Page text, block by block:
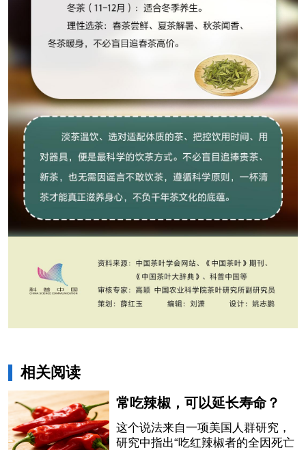
相关阅读
常吃辣椒，可以延长寿命？
这个说法来自一项美国人群研究，
研究中指出“吃红辣椒者的全因死亡